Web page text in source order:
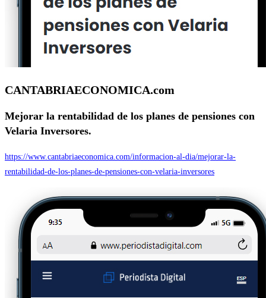
CANTABRIAECONOMICA.com
Mejorar la rentabilidad de los planes de pensiones con
Velaria Inversores.
https://www.cantabriaeconomica.com/informacion-al-dia/mejorar-la-
rentabilidad-de-los-planes-de-pensiones-con-velaria-inversores